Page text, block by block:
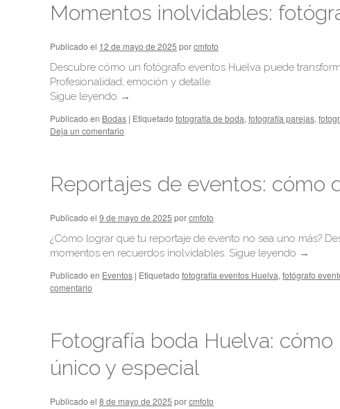
Momentos inolvidables:
Publicado el 12 de mayo de 2025 porcmfoto
Descubre cómo un fotógrafo eventos Huelva puede
Profesionalidad, emoción y detalle.
Sigue leyendo →
Publicado en Bodas | Etiquetado fotografía de boda, fotografía parejas,
Deja un comentario
Reportajes de eventos: cómo
Publicado el 9 de mayo de 2025 porcmfoto
¿Cómo lograr que tu reportaje de evento no sea uno más?
momentos en recuerdos inolvidables. Sigue leyendo →
Publicado en Eventos | Etiquetado fotografía eventos Huelva, fotógrafo
comentario
Fotografía boda Huelva:
único y especial
Publicado el 8 de mayo de 2025 porcmfoto